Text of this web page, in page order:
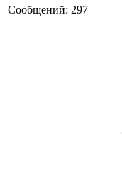
Сообщений: 297